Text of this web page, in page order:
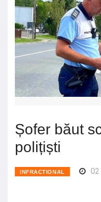
Șofer băut
polițiști
INFRACTIONAL 02